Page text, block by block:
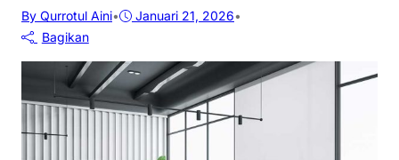
By Qurrotul Aini• Januari 21, 2026•
Bagikan